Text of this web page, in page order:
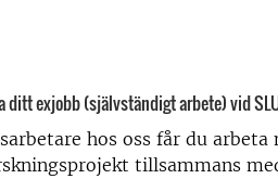
ditt exjobb (självständigt arbete) vid
hos oss får du
tillsammans